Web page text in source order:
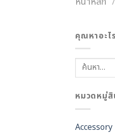
คุณหาอะไ
ค้นหา:
หมวดหมู่สิ
Accessory